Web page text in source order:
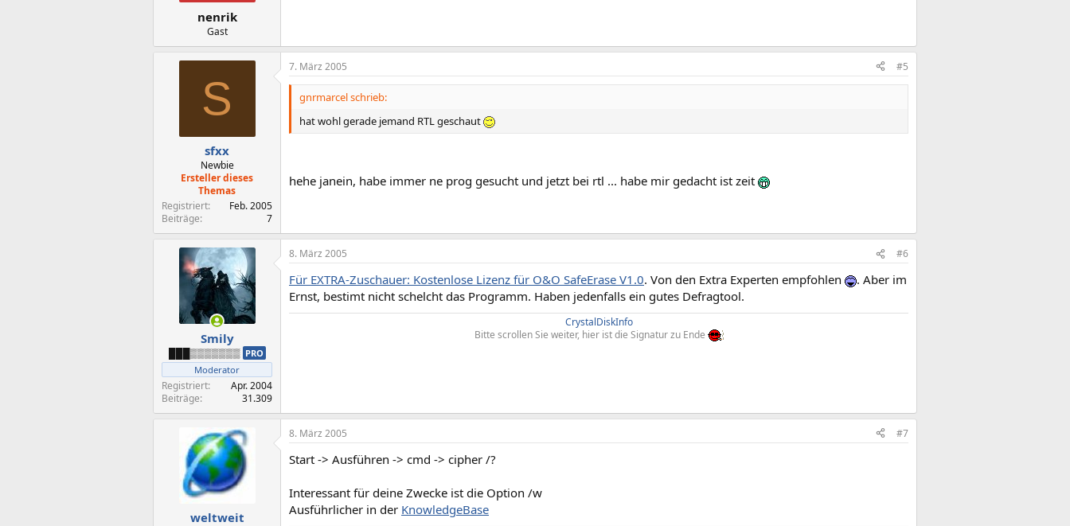
nenrik
Gast
S
sfxx
Newbie
Ersteller dieses
Themas
Registriert
Feb. 2005
Beiträge
7
7. März 2005 #5
gnrmarcel schrieb:
hat wohl gerade jemand RTL geschaut
hehe janein, habe immer ne prog gesucht und jetzt bei rtl ... habe mir gedacht ist zeit
Smily
███▒▒▒▒▒▒▒ PRO
Moderator
Registriert
Apr. 2004
Beiträge
31.309
8. März 2005 #6
Für EXTRA-Zuschauer: Kostenlose Lizenz für O&O SafeErase V1.0. Von den Extra Experten empfohlen
. Aber im
Ernst, bestimt nicht schelcht das Programm. Haben jedenfalls ein gutes Defragtool.
CrystalDiskInfo
Bitte scrollen Sie weiter, hier ist die Signatur zu Ende
weltweit
8. März 2005 #7
Start -> Ausführen -> cmd -> cipher /?
Interessant für deine Zwecke ist die Option /w
Ausführlicher in der KnowledgeBase